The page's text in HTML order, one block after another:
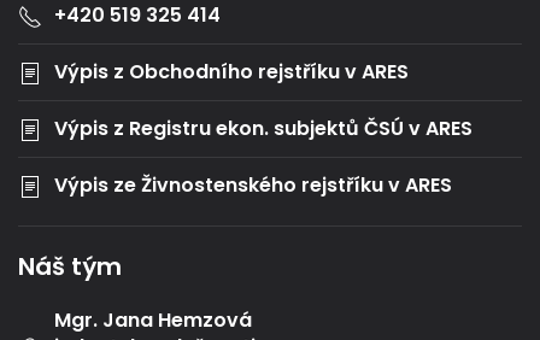
+420 519 325 414
Výpis z Obchodního rejstříku v ARES
Výpis z Registru ekon. subjektů ČSÚ v ARES
Výpis ze Živnostenského rejstříku v ARES
Náš tým
Mgr. Jana Hemzová